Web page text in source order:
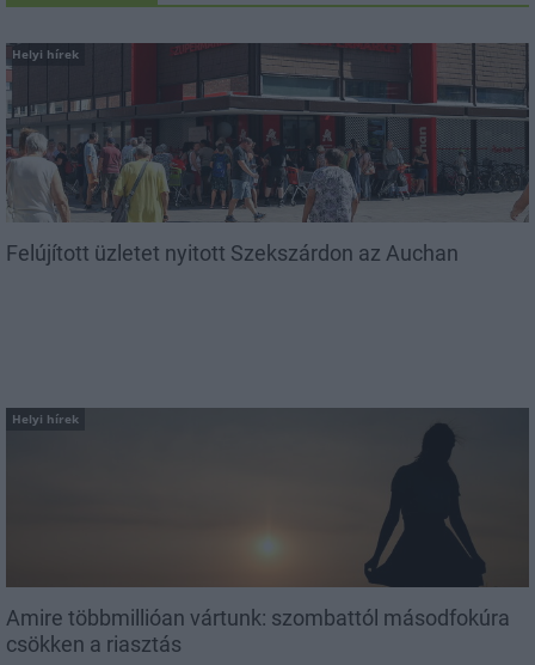
Helyi hírek
Felújított üzletet nyitott Szekszárdon az Auchan
Helyi hírek
Amire többmillióan vártunk: szombattól másodfokúra
csökken a riasztás